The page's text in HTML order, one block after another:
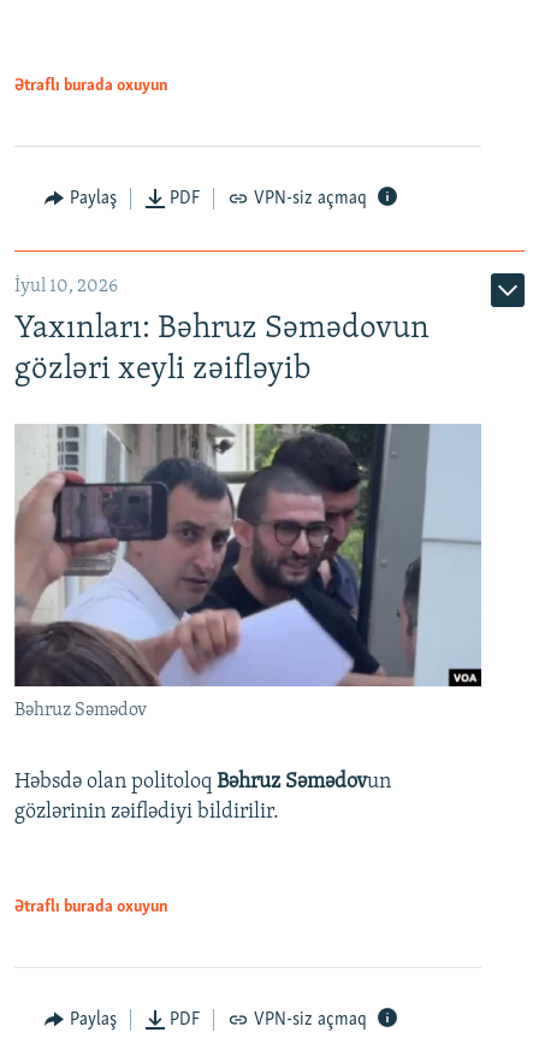
Ətraflı burada oxuyun
Paylaş PDF VPN-siz açmaq
İyul 10, 2026
Yaxınları: Bəhruz Səmədovun
gözləri xeyli zəifləyib
Bəhruz Səmədov
Həbsdə olan politoloq Bəhruz Səmədovun
gözlərinin zəiflədiyi bildirilir.
Ətraflı burada oxuyun
Paylaş PDF VPN-siz açmaq